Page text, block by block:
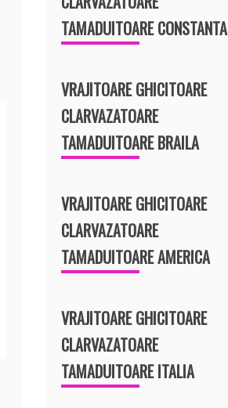
TAMADUITOARE CONSTANTA
VRAJITOARE GHICITOARE
CLARVAZATOARE
TAMADUITOARE BRAILA
VRAJITOARE GHICITOARE
CLARVAZATOARE
TAMADUITOARE AMERICA
VRAJITOARE GHICITOARE
CLARVAZATOARE
TAMADUITOARE ITALIA